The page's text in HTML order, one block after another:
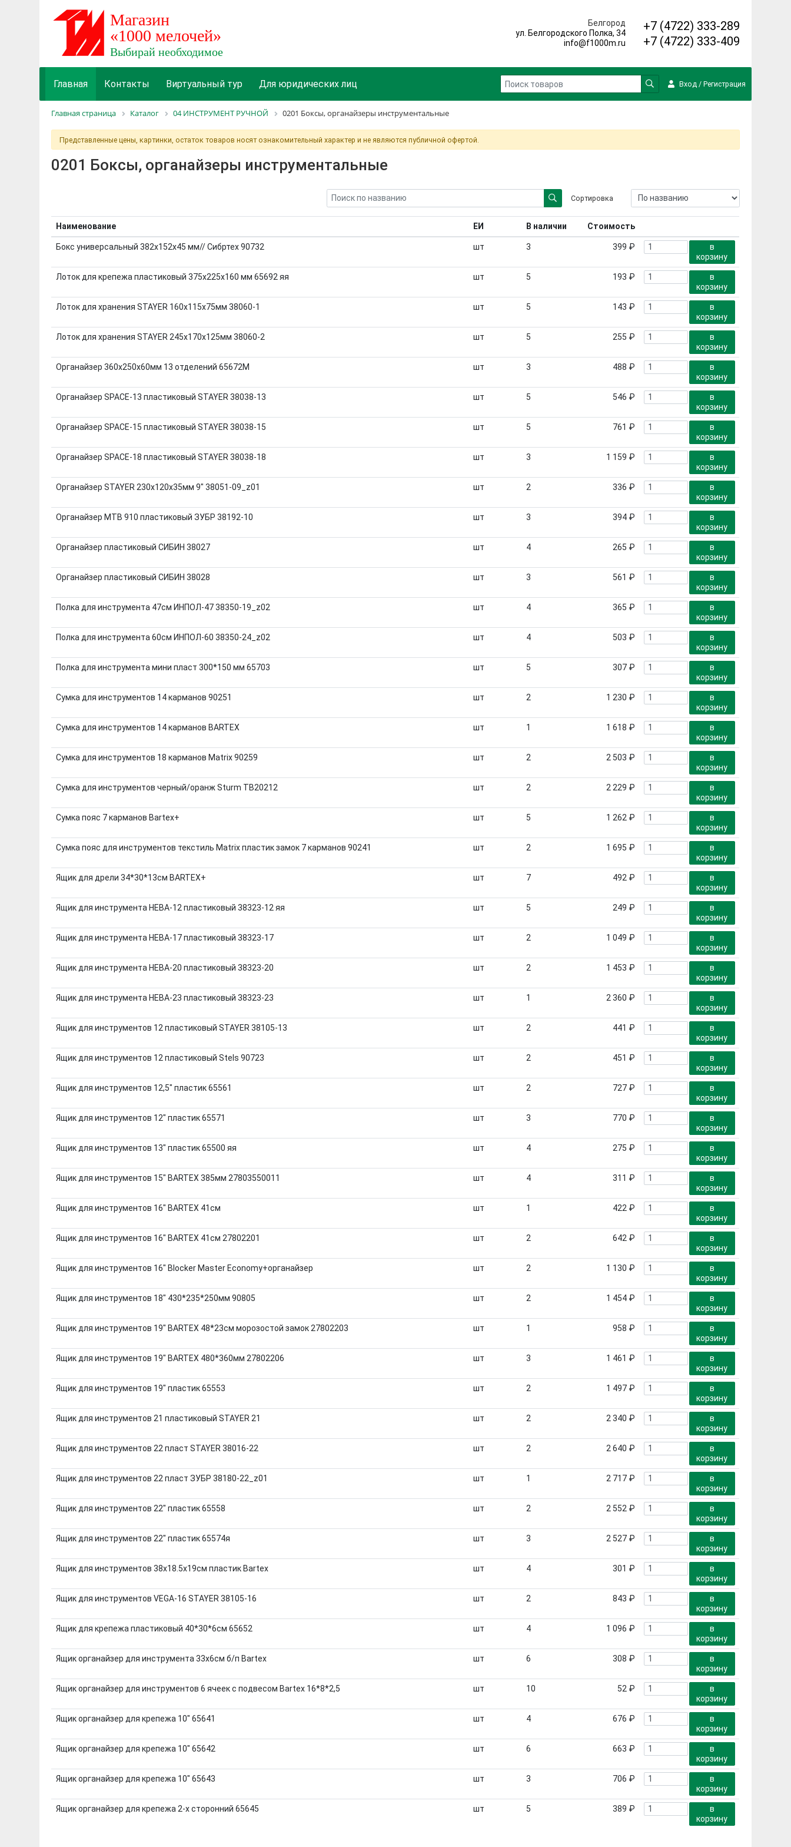
Белгород
ул. Белгородского Полка, 34
info@f1000m.ru
+7 (4722) 333-289
+7 (4722) 333-409
Главная Контакты Виртуальный тур Для юридических лиц Вход/ Регистрация
Главная страница Каталог 04 ИНСТРУМЕНТ РУЧНОЙ 0201 Боксы, органайзеры инструментальные
Представленные цены, картинки, остаток товаров носят ознакомительный характер и не являются публичной офертой.
0201 Боксы, органайзеры инструментальные
Сортировка
Наименование ЕИ В наличии Стоимость
Бокс универсальный 382х152х45 мм// Сибртех 90732 шт 3 399 ₽
в
корзину
Лоток для крепежа пластиковый 375х225х160 мм 65692 яя шт 5 193 ₽
в
корзину
Лоток для хранения STAYER 160x115x75мм 38060-1 шт 5 143 ₽
в
корзину
Лоток для хранения STAYER 245x170x125мм 38060-2 шт 5 255 ₽
в
корзину
Органайзер 360х250х60мм 13 отделений 65672М шт 3 488 ₽
в
корзину
Органайзер SPACE-13 пластиковый STAYER 38038-13 шт 5 546 ₽
в
корзину
Органайзер SPACE-15 пластиковый STAYER 38038-15 шт 5 761 ₽
в
корзину
Органайзер SPACE-18 пластиковый STAYER 38038-18 шт 3 1 159 ₽
в
корзину
Органайзер STAYER 230x120x35мм 9" 38051-09_z01 шт 2 336 ₽
в
корзину
Органайзер МТВ 910 пластиковый ЗУБР 38192-10 шт 3 394 ₽
в
корзину
Органайзер пластиковый СИБИН 38027 шт 4 265 ₽
в
корзину
Органайзер пластиковый СИБИН 38028 шт 3 561 ₽
в
корзину
Полка для инструмента 47см ИНПОЛ-47 38350-19_z02 шт 4 365 ₽
в
корзину
Полка для инструмента 60см ИНПОЛ-60 38350-24_z02 шт 4 503 ₽
в
корзину
Полка для инструмента мини пласт 300*150 мм 65703 шт 5 307 ₽
в
корзину
Сумка для инструментов 14 карманов 90251 шт 2 1 230 ₽
в
корзину
Сумка для инструментов 14 карманов BARTEX шт 1 1 618 ₽
в
корзину
Сумка для инструментов 18 карманов Matrix 90259 шт 2 2 503 ₽
в
корзину
Сумка для инструментов черный/оранж Sturm TB20212 шт 2 2 229 ₽
в
корзину
Сумка пояс 7 карманов Bartex+ шт 5 1 262 ₽
в
корзину
Сумка пояс для инструментов текстиль Matrix пластик замок 7 карманов 90241 шт 2 1 695 ₽
в
корзину
Ящик для дрели 34*30*13см BARTEX+ шт 7 492 ₽
в
корзину
Ящик для инструмента НЕВА-12 пластиковый 38323-12 яя шт 5 249 ₽
в
корзину
Ящик для инструмента НЕВА-17 пластиковый 38323-17 шт 2 1 049 ₽
в
корзину
Ящик для инструмента НЕВА-20 пластиковый 38323-20 шт 2 1 453 ₽
в
корзину
Ящик для инструмента НЕВА-23 пластиковый 38323-23 шт 1 2 360 ₽
в
корзину
Ящик для инструментов 12 пластиковый STAYER 38105-13 шт 2 441 ₽
в
корзину
Ящик для инструментов 12 пластиковый Stels 90723 шт 2 451 ₽
в
корзину
Ящик для инструментов 12,5" пластик 65561 шт 2 727 ₽
в
корзину
Ящик для инструментов 12" пластик 65571 шт 3 770 ₽
в
корзину
Ящик для инструментов 13" пластик 65500 яя шт 4 275 ₽
в
корзину
Ящик для инструментов 15" BARTEX 385мм 27803550011 шт 4 311 ₽
в
корзину
Ящик для инструментов 16" BARTEX 41см шт 1 422 ₽
в
корзину
Ящик для инструментов 16" BARTEX 41см 27802201 шт 2 642 ₽
в
корзину
Ящик для инструментов 16" Blocker Master Economy+органайзер шт 2 1 130 ₽
в
корзину
Ящик для инструментов 18" 430*235*250мм 90805 шт 2 1 454 ₽
в
корзину
Ящик для инструментов 19" BARTEX 48*23см морозостой замок 27802203 шт 1 958 ₽
в
корзину
Ящик для инструментов 19" BARTEX 480*360мм 27802206 шт 3 1 461 ₽
в
корзину
Ящик для инструментов 19" пластик 65553 шт 2 1 497 ₽
в
корзину
Ящик для инструментов 21 пластиковый STAYER 21 шт 2 2 340 ₽
в
корзину
Ящик для инструментов 22 пласт STAYER 38016-22 шт 2 2 640 ₽
в
корзину
Ящик для инструментов 22 пласт ЗУБР 38180-22_z01 шт 1 2 717 ₽
в
корзину
Ящик для инструментов 22" пластик 65558 шт 2 2 552 ₽
в
корзину
Ящик для инструментов 22" пластик 65574я шт 3 2 527 ₽
в
корзину
Ящик для инструментов 38х18.5х19см пластик Bartex шт 4 301 ₽
в
корзину
Ящик для инструментов VEGA-16 STAYER 38105-16 шт 2 843 ₽
в
корзину
Ящик для крепежа пластиковый 40*30*6см 65652 шт 4 1 096 ₽
в
корзину
Ящик органайзер для инструмента 33х6см б/п Bartex шт 6 308 ₽
в
корзину
Ящик органайзер для инструментов 6 ячеек с подвесом Bartex 16*8*2,5 шт 10 52 ₽
в
корзину
Ящик органайзер для крепежа 10" 65641 шт 4 676 ₽
в
корзину
Ящик органайзер для крепежа 10" 65642 шт 6 663 ₽
в
корзину
Ящик органайзер для крепежа 10" 65643 шт 3 706 ₽
в
корзину
Ящик органайзер для крепежа 2-х сторонний 65645 шт 5 389 ₽
в
корзину